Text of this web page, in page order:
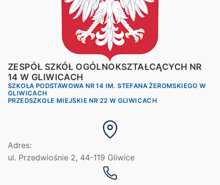
ZESPÓŁ SZKÓŁ OGÓLNOKSZTAŁCĄCYCH NR
14 W GLIWICACH
SZKOŁA PODSTAWOWA NR 14 IM. STEFANA ŻEROMSKIEGO W
GLIWICACH
PRZEDSZKOLE MIEJSKIE NR 22 W GLIWICACH
Adres:
ul. Przedwiośnie 2, 44-119 Gliwice